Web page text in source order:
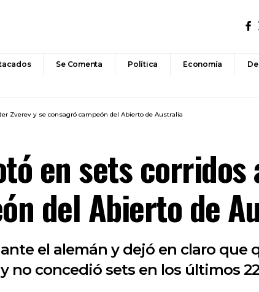
Se Comenta Política Economía
Zverev y se consagró campeón del Abierto de Australia
en sets corridos
del Abierto de
el alemán y dejó en claro que
no concedió sets en los últimos